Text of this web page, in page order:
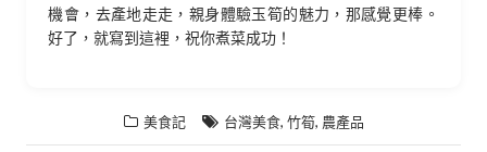
機會，去產地走走，親身體驗玉筍的魅力，那感覺更棒。
好了，就寫到這裡，祝你煮菜成功！
美食記 台灣美食, 竹筍, 農產品